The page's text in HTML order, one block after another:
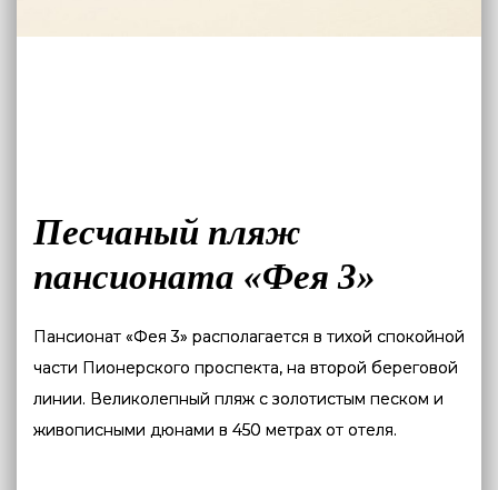
Песчаный пляж
пансионата «Фея 3»
Пансионат «Фея 3» располагается в тихой спокойной
части Пионерского проспекта, на второй береговой
линии. Великолепный пляж с золотистым песком и
живописными дюнами в 450 метрах от отеля.